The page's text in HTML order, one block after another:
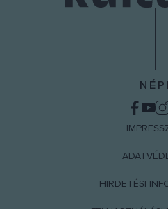
NÉPI
HIRDETÉSI